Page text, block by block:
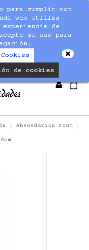
in
sequracheckout/lib/
para cumplir con
web utiliza
de
su uso para
de cookies
Abecedarios 20cm